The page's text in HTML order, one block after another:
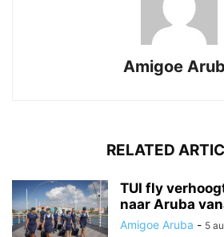
Amigoe
RELATED
TUI fly
naar Aruba
Amigoe Aruba - 5